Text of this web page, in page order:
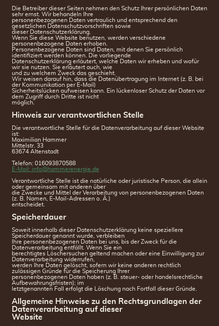
Die Betreiber dieser Seiten nehmen den Schutz Ihrer persönlichen Daten
sehr ernst. Wir behandeln Ihre
personenbezogenen Daten vertraulich und entsprechend den
gesetzlichen Datenschutzvorschriften sowie
dieser Datenschutzerklärung.
Wenn Sie diese Website benutzen, werden verschiedene
personenbezogene Daten erhoben.
Personenbezogene Daten sind Daten, mit denen Sie persönlich
identifiziert werden können. Die vorliegende
Datenschutzerklärung erläutert, welche Daten wir erheben und wofür
wir sie nutzen. Sie erläutert auch, wie
und zu welchem Zweck das geschieht.
Wir weisen darauf hin, dass die Datenübertragung im Internet (z. B. bei
der Kommunikation per E-Mail)
Sicherheitslücken aufweisen kann. Ein lückenloser Schutz der Daten vor
dem Zugriff durch Dritte ist nicht
möglich.
Hinweis zur verantwortlichen Stelle
Die verantwortliche Stelle für die Datenverarbeitung auf dieser Website
ist:
Maximilian Hammer
Mittelstr. 33
63674 Altenstadt
Telefon: 016093870588
E-Mail: info@hammerenergie.de
Verantwortliche Stelle ist die natürliche oder juristische Person, die allein
oder gemeinsam mit anderen über
die Zwecke und Mittel der Verarbeitung von personenbezogenen Daten
(z. B. Namen, E-Mail-Adressen o. Ä.)
entscheidet.
Speicherdauer
Soweit innerhalb dieser Datenschutzerklärung keine speziellere
Speicherdauer genannt wurde, verbleiben
Ihre personenbezogenen Daten bei uns, bis der Zweck für die
Datenverarbeitung entfällt. Wenn Sie ein
berechtigtes Löschersuchen geltend machen oder eine Einwilligung zur
Datenverarbeitung widerrufen,
werden Ihre Daten gelöscht, sofern wir keine anderen rechtlich
zulässigen Gründe für die Speicherung Ihrer
personenbezogenen Daten haben (z. B. steuer- oder handelsrechtliche
Aufbewahrungsfristen); im
letztgenannten Fall erfolgt die Löschung nach Fortfall dieser Gründe.
Allgemeine Hinweise zu den Rechtsgrundlagen der
Datenverarbeitung auf dieser
Website